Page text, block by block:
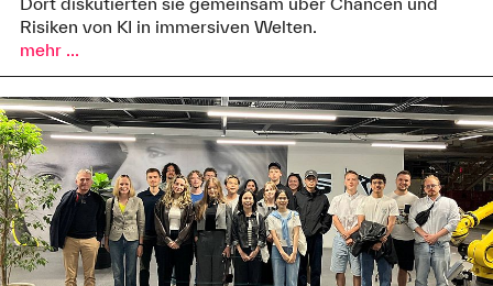
Risiken von KI in immersiven Welten.
mehr ...